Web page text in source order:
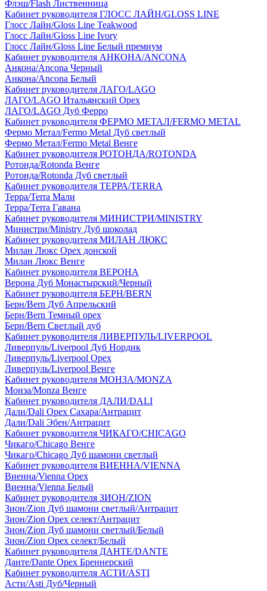
Флэш/Flash Лиственница
Кабинет руководителя ГЛОСС ЛАЙН/GLOSS LINE
Глосс Лайн/Gloss Line Teakwood
Глосс Лайн/Gloss Line Ivory
Глосс Лайн/Gloss Line Белый премиум
Кабинет руководителя АНКОНА/ANCONA
Анкона/Ancona Черный
Анкона/Ancona Белый
Кабинет руководителя ЛАГО/LAGO
ЛАГО/LAGO Итальянский Орех
ЛАГО/LAGO Дуб Ферро
Кабинет руководителя ФЕРМО МЕТАЛ/FERMO METAL
Фермо Метал/Fermo Metal Дуб светлый
Фермо Метал/Fermo Metal Венге
Кабинет руководителя РОТОНДА/ROTONDA
Ротонда/Rotonda Венге
Ротонда/Rotonda Дуб светлый
Кабинет руководителя ТЕРРА/TERRA
Терра/Terra Мали
Терра/Terra Гавана
Кабинет руководителя МИНИСТРИ/MINISTRY
Министри/Ministry Дуб шоколад
Кабинет руководителя МИЛАН ЛЮКС
Милан Люкс Орех донской
Милан Люкс Венге
Кабинет руководителя ВЕРОНА
Верона Дуб Монастырский/Черный
Кабинет руководителя БЕРН/BERN
Берн/Bern Дуб Апрельский
Берн/Bern Темный орех
Берн/Bern Светлый дуб
Кабинет руководителя ЛИВЕРПУЛЬ/LIVERPOOL
Ливерпуль/Liverpool Дуб Нордик
Ливерпуль/Liverpool Орех
Ливерпуль/Liverpool Венге
Кабинет руководителя МОНЗА/MONZA
Монза/Monza Венге
Кабинет руководителя ДАЛИ/DALI
Дали/Dali Орех Cахара/Антрацит
Дали/Dali Эбен/Антрацит
Кабинет руководителя ЧИКАГО/CHICAGO
Чикаго/Chicago Венге
Чикаго/Chicago Дуб шамони светлый
Кабинет руководителя ВИЕННА/VIENNA
Виенна/Vienna Орех
Виенна/Vienna Белый
Кабинет руководителя ЗИОН/ZION
Зион/Zion Дуб шамони светлый/Антрацит
Зион/Zion Орех селект/Антрацит
Зион/Zion Дуб шамони светлый/Белый
Зион/Zion Орех селект/Белый
Кабинет руководителя ДАНТЕ/DANTE
Данте/Dante Орех Бреннерский
Кабинет руководителя АСТИ/ASTI
Асти/Asti Дуб/Черный